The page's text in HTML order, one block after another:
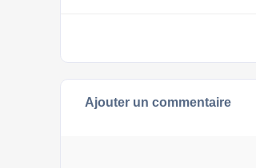
Ajouter un commentaire